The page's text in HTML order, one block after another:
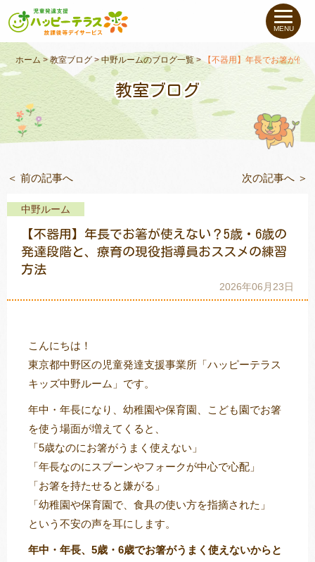
私たちについて
未就学のお子さま（０〜６才）
小学生〜高校生のお子さま
支援事例
教室一覧
トレキング
MENU
ホーム >教室ブログ>中野ルームのブログ一覧>【不器用】年長でお箸が使
教室ブログ
＜ 前の記事へ 次の記事へ ＞
中野ルーム
【不器用】年長でお箸が使えない？5歳・6歳の
発達段階と、療育の現役指導員おススメの練習
方法
2026年06月23日
こんにちは！
東京都中野区の児童発達支援事業所「ハッピーテラス
キッズ中野ルーム」です。
年中・年長になり、幼稚園や保育園、こども園でお箸
を使う場面が増えてくると、
「5歳なのにお箸がうまく使えない」
「年長なのにスプーンやフォークが中心で心配」
「お箸を持たせると嫌がる」
「幼稚園や保育園で、食具の使い方を指摘された」
という不安の声を耳にします。
年中・年長、5歳・6歳でお箸がうまく使えないからと